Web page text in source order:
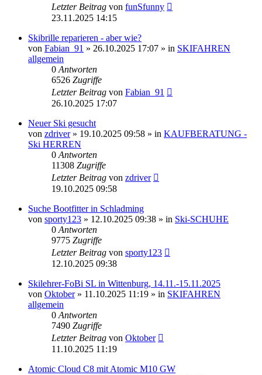
Letzter Beitrag von funSfunny
23.11.2025 14:15
Skibrille reparieren - aber wie?
von Fabian_91 » 26.10.2025 17:07 » in SKIFAHREN
allgemein
0 Antworten
6526 Zugriffe
Letzter Beitrag von Fabian_91
26.10.2025 17:07
Neuer Ski gesucht
von zdriver» 19.10.2025 09:58 » in KAUFBERATUNG -
Ski HERREN
0 Antworten
11308 Zugriffe
Letzter Beitrag von zdriver
19.10.2025 09:58
Suche Bootfitter in Schladming
von sporty123 » 12.10.2025 09:38 » in Ski-SCHUHE
0 Antworten
9775 Zugriffe
Letzter Beitrag von sporty123
12.10.2025 09:38
Skilehrer-FoBi SL in Wittenburg, 14.11.-15.11.2025
von Oktober» 11.10.2025 11:19 » in SKIFAHREN
allgemein
0 Antworten
7490 Zugriffe
Letzter Beitrag von Oktober
11.10.2025 11:19
Atomic Cloud C8 mit Atomic M10 GW